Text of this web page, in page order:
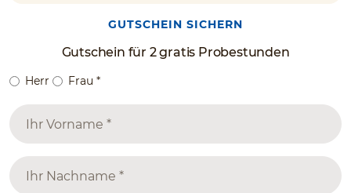
GUTSCHEIN SICHERN
Gutschein für 2 gratis Probestunden
Herr Frau *